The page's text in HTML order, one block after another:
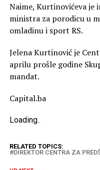
Naime, Kurtinovićeva je
ministra za porodicu u
omladinu i sport RS.
Jelena Kurtinović je
aprilu prošle godine
mandat.
Capital.ba
Loading..
RELATED TOPICS:
DIREKTOR CENTRA ZA